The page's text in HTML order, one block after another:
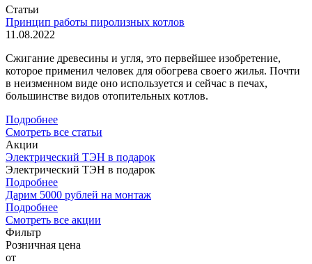
Статьи
Принцип работы пиролизных котлов
11.08.2022
Сжигание древесины и угля, это первейшее изобретение,
которое применил человек для обогрева своего жилья. Почти
в неизменном виде оно используется и сейчас в печах,
большинстве видов отопительных котлов.
Подробнее
Смотреть все статьи
Акции
Электрический ТЭН в подарок
Электрический ТЭН в подарок
Подробнее
Дарим 5000 рублей на монтаж
Подробнее
Смотреть все акции
Фильтр
Розничная цена
от